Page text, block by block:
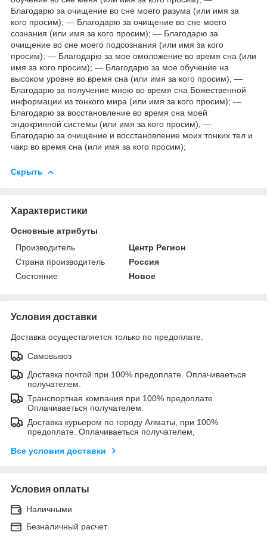
Благодарю за очищение во сне моего разума (или имя за
кого просим); — Благодарю за очищение во сне моего
сознания (или имя за кого просим); — Благодарю за
очищение во сне моего подсознания (или имя за кого
просим); — Благодарю за мое омоложение во время сна (или
имя за кого просим); — Благодарю за мое обучение на
высоком уровне во время сна (или имя за кого просим); —
Благодарю за получение мною во время сна Божественной
информации из тонкого мира (или имя за кого просим); —
Благодарю за восстановление во время сна моей
эндокринной системы (или имя за кого просим); —
Благодарю за очищение и восстановление моих тонких тел и
чакр во время сна (или имя за кого просим);
Скрыть
Характеристики
Основные атрибуты
Производитель
Центр Регион
Страна производитель
Россия
Состояние
Новое
Условия доставки
Доставка осуществляется только по предоплате.
Самовывоз
Доставка почтой при 100% предоплате. Оплачиваеться
получателем.
Транспортная компания при 100% предоплате.
Оплачиваеться получателем.
Доставка курьером по городу Алматы, при 100%
предоплате. Оплачиваеться получателем,
Все условия доставки
Условия оплаты
Наличными
Безналичный расчет